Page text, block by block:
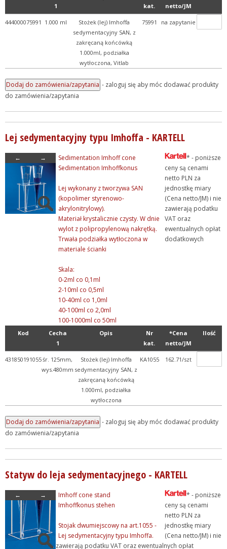
1
kat.
netto/JM
444000075991 1.000 ml
Stożek (lej) Imhoffa
sedymentacyjny SAN, z
zakręcaną końcówką
1.000ml, podziałka
wytłoczona, Vitlab
75991 na zapytanie
- zaloguj się aby móc dodawać produkty
do zamówienia/zapytania
Lej sedymentacyjny typu Imhoffa - KARTELL
← →
Sedimentation Imhoff cone
Sedimentation Imhoffkonus
Lej wykonany z tworzywa SAN
(kopolimer styrenowo-
akrylonitrylowy).
Materiał krystalicznie czysty. W dnie
wylot z polipropylenową nakrętką.
Trwała podziałka wytłoczona w
materiale ścianki
Skala:
0-2ml co 0,1ml
2-10ml co 0,5ml
10-40ml co 1,0ml
40-100ml co 2,0ml
100-1000ml co 50ml
* - poniższe
ceny są cenami
netto PLN za
jednostkę miary
(Cena netto/JM) i nie
zawierają podatku
VAT oraz
ewentualnych opłat
dodatkowych
Kod
Cecha
1
Opis
Nr
kat.
*Cena
netto/JM
Ilość
431850191055śr. 125mm,
wys.480mm
Stożek (lej) Imhoffa
sedymentacyjny SAN, z
zakręcaną końcówką
1.000ml, podziałka
wytłoczona
KA1055 162.71/szt
- zaloguj się aby móc dodawać produkty
do zamówienia/zapytania
Statyw do leja sedymentacyjnego - KARTELL
← →
Imhoff cone stand
Imhoffkonus stehen
Stojak dwumiejscowy na art.1055 -
Lej sedymentacyjny typu Imhoffa.
* - poniższe
ceny są cenami
netto PLN za
jednostkę miary
(Cena netto/JM) i nie
zawierają podatku VAT oraz ewentualnych opłat